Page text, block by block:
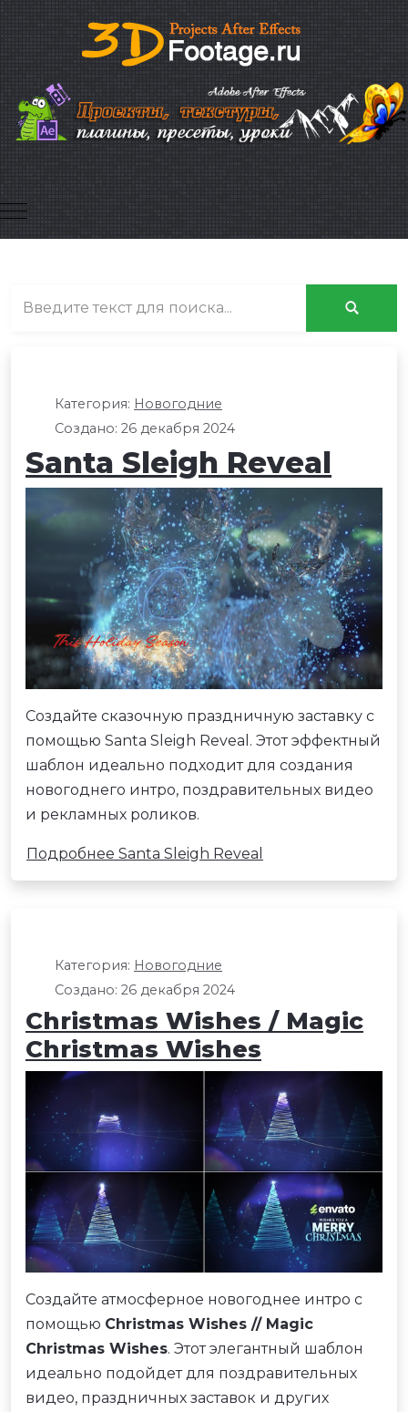
Mobile Menu Toggle
Категория: Новогодние
Создано: 26 декабря 2024
Santa Sleigh Reveal
Создайте сказочную праздничную заставку с
помощью Santa Sleigh Reveal. Этот эффектный
шаблон идеально подходит для создания
новогоднего интро, поздравительных видео
и рекламных роликов.
Подробнее Santa Sleigh Reveal
Категория: Новогодние
Создано: 26 декабря 2024
Christmas Wishes / Magic
Christmas Wishes
Создайте атмосферное новогоднее интро с
помощью Christmas Wishes // Magic
Christmas Wishes. Этот элегантный шаблон
идеально подойдет для поздравительных
видео, праздничных заставок и других